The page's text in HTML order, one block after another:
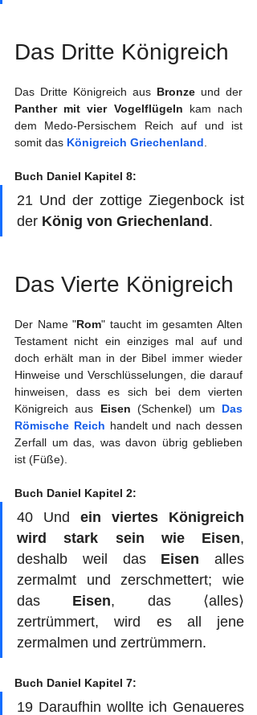
Das Dritte Königreich
Das Dritte Königreich aus Bronze
Panther mit vier Vogelflügeln kam nach
dem Medo-Persischem Reich auf und ist
somit das Königreich Griechenland
Buch Daniel Kapitel 8:
21 Und der zottige Ziegenbock ist
der König von Griechenland.
Das Vierte Königreich
Der Name "Rom" taucht im gesamten Alten
Testament nicht ein einziges mal auf und
doch erhält man in der Bibel immer wieder
Hinweise und Verschlüsselungen, die darauf
hinweisen, dass es sich bei dem vierten
Königreich aus Eisen (Schenkel) um Das
Römische Reich handelt und nach dessen
Zerfall um das, was davon übrig geblieben
ist (Füße).
Buch Daniel Kapitel 2:
40 Und ein viertes Königreich
wird stark sein wie Eisen,
deshalb weil das Eisen alles
zermalmt und zerschmettert; wie
das Eisen, das ⟨alles⟩
zertrümmert, wird es all jene
zermalmen und zertrümmern.
Buch Daniel Kapitel 7:
19 Daraufhin wollte ich Genaueres